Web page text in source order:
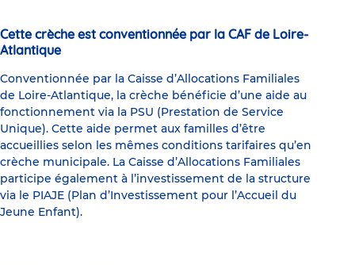
Cette crèche est conventionnée par la CAF de Loire-
Atlantique
Conventionnée par la Caisse d’Allocations Familiales
de Loire-Atlantique, la crèche bénéficie d’une aide au
fonctionnement via la PSU (Prestation de Service
Unique). Cette aide permet aux familles d’être
accueillies selon les mêmes conditions tarifaires qu’en
crèche municipale. La Caisse d’Allocations Familiales
participe également à l’investissement de la structure
via le PIAJE (Plan d’Investissement pour l’Accueil du
Jeune Enfant).